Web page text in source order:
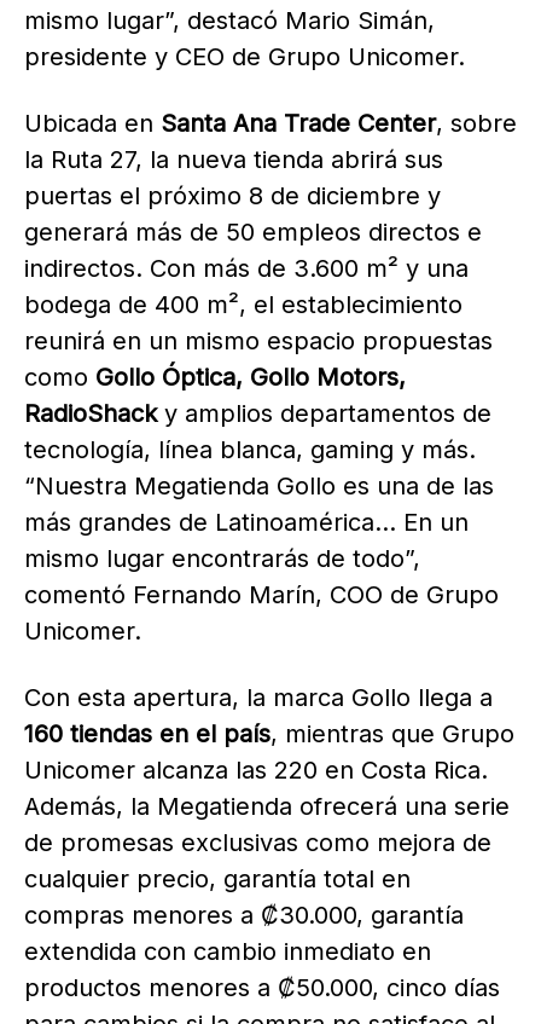
mismo lugar”, destacó Mario Simán,
presidente y CEO de Grupo Unicomer.
Ubicada en Santa Ana Trade Center, sobre
la Ruta 27, la nueva tienda abrirá sus
puertas el próximo 8 de diciembre y
generará más de 50 empleos directos e
indirectos. Con más de 3.600 m² y una
bodega de 400 m², el establecimiento
reunirá en un mismo espacio propuestas
como Gollo Óptica, Gollo Motors,
RadioShacky amplios departamentos de
tecnología, línea blanca, gaming y más.
“Nuestra Megatienda Gollo es una de las
más grandes de Latinoamérica… En un
mismo lugar encontrarás de todo”,
comentó Fernando Marín, COO de Grupo
Unicomer.
Con esta apertura, la marca Gollo llega a
160 tiendas en el país, mientras que Grupo
Unicomer alcanza las 220 en Costa Rica.
Además, la Megatienda ofrecerá una serie
de promesas exclusivas como mejora de
cualquier precio, garantía total en
compras menores a ₡30.000, garantía
extendida con cambio inmediato en
productos menores a ₡50.000, cinco días